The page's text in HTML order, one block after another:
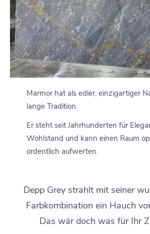
Marmor hat als edler, einzigartiger
lange Tradition.
Er steht seit Jahrhunderten für
Wohlstand und kann einen Raum
ordentlich aufwerten.
Depp Grey strahlt mit seiner
Farbkombination ein Hauch
Das wär doch was für Ihr